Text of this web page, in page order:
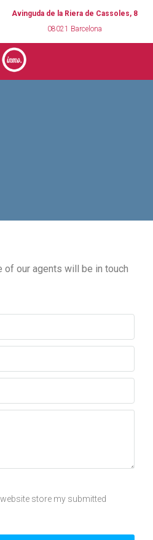
Avinguda de la Riera de Cassoles, 8
08021 Barcelona
of our agents will be in touch
store my submitted